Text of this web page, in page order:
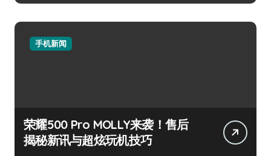
手机新闻
荣耀500 Pro MOLLY来袭！售后
揭秘新讯与超炫玩机技巧